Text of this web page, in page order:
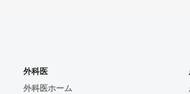
外科医
外科医ホーム